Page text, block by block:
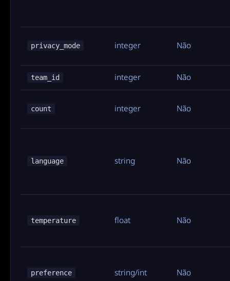
privacy_mode integer Não
team_id integer Não
count integer Não
language string Não
temperature float Não
preference string/int Não